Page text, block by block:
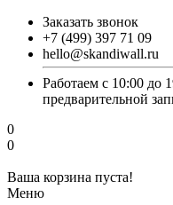
Заказать звонок
+7 (499) 397 71 09
hello@skandiwall.ru
Работаем с 10:00
предварительной
0
0
Ваша корзина пуста!
Меню